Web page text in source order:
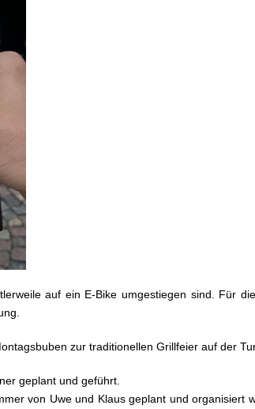
auf ein E-Bike umgestiegen sind. Für
zur traditionellen Grillfeier auf der
geplant und geführt.
von Uwe und Klaus geplant und organisiert